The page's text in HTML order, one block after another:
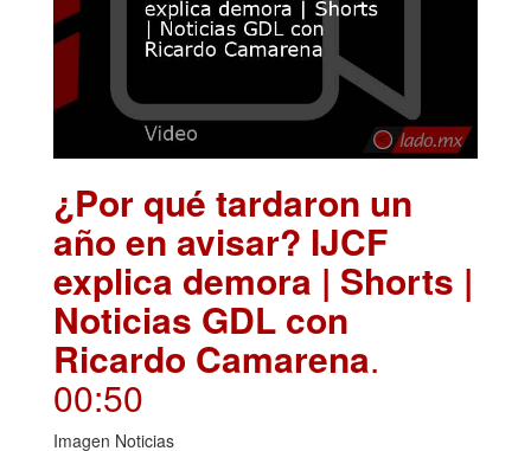
¿Por qué tardaron un
año en avisar? IJCF
explica demora | Shorts |
Noticias GDL con
Ricardo Camarena.
00:50
Imagen Noticias